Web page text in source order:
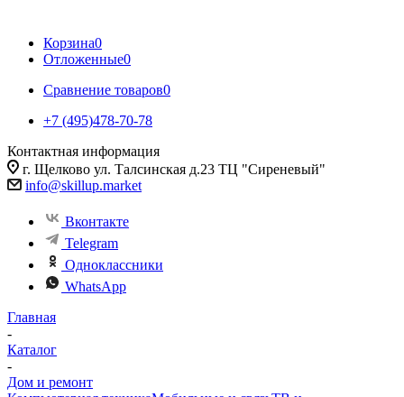
Корзина0
Отложенные0
Сравнение товаров0
+7 (495)478-70-78
Контактная информация
г. Щелково ул. Талсинская д.23 ТЦ "Сиреневый"
info@skillup.market
Вконтакте
Telegram
Одноклассники
WhatsApp
Главная
-
Каталог
-
Дом и ремонт